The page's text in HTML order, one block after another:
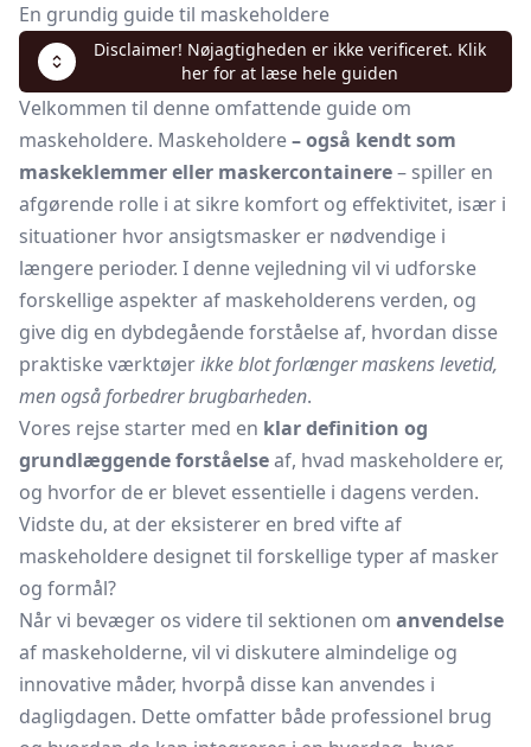
En grundig guide til maskeholdere
Disclaimer! Nøjagtigheden er ikke verificeret. Klik
her for at læse hele guiden
Velkommen til denne omfattende guide om
maskeholdere. Maskeholdere– også kendt som
maskeklemmer eller maskercontainere– spiller en
afgørende rolle i at sikre komfort og effektivitet, især i
situationer hvor ansigtsmasker er nødvendige i
længere perioder. I denne vejledning vil vi udforske
forskellige aspekter af maskeholderens verden, og
give dig en dybdegående forståelse af, hvordan disse
praktiske værktøjerikke blot forlænger maskens levetid,
men også forbedrer brugbarheden.
Vores rejse starter med en klar definition og
grundlæggende forståelseaf, hvad maskeholdere er,
og hvorfor de er blevet essentielle i dagens verden.
Vidste du, at der eksisterer en bred vifte af
maskeholdere designet til forskellige typer af masker
og formål?
Når vi bevæger os videre til sektionen om anvendelse
af maskeholderne, vil vi diskutere almindelige og
innovative måder, hvorpå disse kan anvendes i
dagligdagen. Dette omfatter både professionel brug